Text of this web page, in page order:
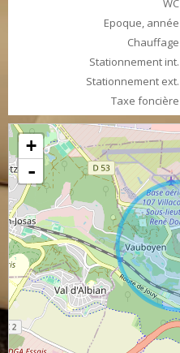
WC
Epoque, année
Chauffage
Stationnement int.
Stationnement ext.
Taxe foncière
+
-